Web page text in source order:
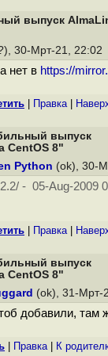
выпуск
30-Мрт-21, 22:02
нет в https://
Правка|
выпуск
CentOS 8"
Python (ok), 30-
- 05-Aug-
Правка|
выпуск
CentOS 8"
(ok), 31-Мрт-
добавили, там
Правка| К